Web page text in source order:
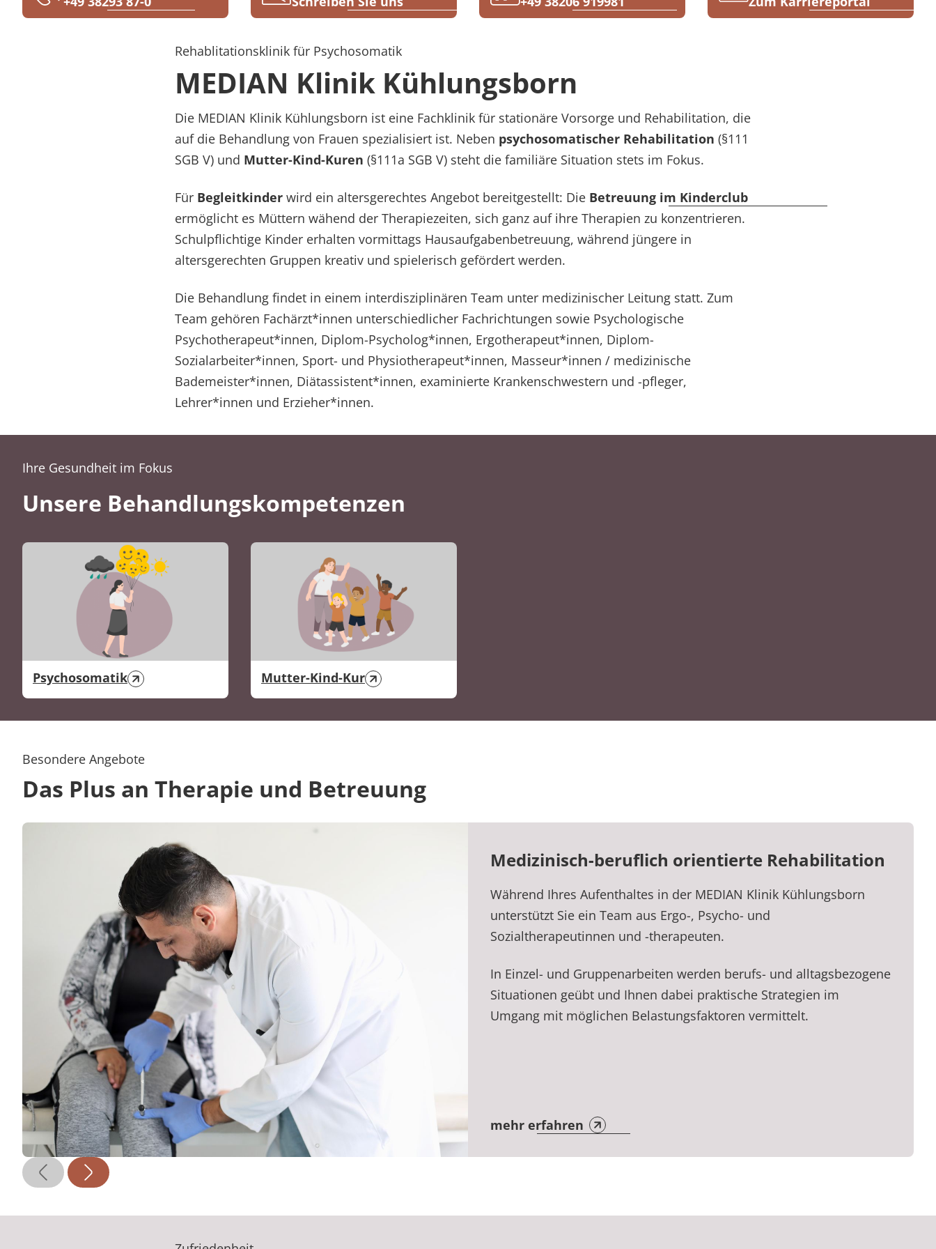
Rheumatologie
Rehablitationsklinik für Psychosomatik
MEDIAN Klinik Kühlungsborn
Die MEDIAN Klinik Kühlungsborn ist eine Fachklinik für stationäre Vorsorge und Rehabilitation, die
auf die Behandlung von Frauen spezialisiert ist. Neben psychosomatischer Rehabilitation (§111
SGB V) und Mutter-Kind-Kuren (§111a SGB V) steht die familiäre Situation stets im Fokus.
Für Begleitkinder wird ein altersgerechtes Angebot bereitgestellt: Die Betreuung im Kinderclub
ermöglicht es Müttern wähend der Therapiezeiten, sich ganz auf ihre Therapien zu konzentrieren.
Schulpflichtige Kinder erhalten vormittags Hausaufgabenbetreuung, während jüngere in
altersgerechten Gruppen kreativ und spielerisch gefördert werden.
Die Behandlung findet in einem interdisziplinären Team unter medizinischer Leitung statt. Zum
Team gehören Fachärzt*innen unterschiedlicher Fachrichtungen sowie Psychologische
Psychotherapeut*innen, Diplom-Psycholog*innen, Ergotherapeut*innen, Diplom-
Sozialarbeiter*innen, Sport- und Physiotherapeut*innen, Masseur*innen / medizinische
Bademeister*innen, Diätassistent*innen, examinierte Krankenschwestern und -pfleger,
Lehrer*innen und Erzieher*innen.
Ihre Gesundheit im Fokus
Unsere Behandlungskompetenzen
Psychosomatik Mutter-Kind-Kur
Besondere Angebote
Das Plus an Therapie und Betreuung
Medizinisch-beruflich orientierte Rehabilitation
Während Ihres Aufenthaltes in der MEDIAN Klinik Kühlungsborn
unterstützt Sie ein Team aus Ergo-, Psycho- und
Sozialtherapeutinnen und -therapeuten.
In Einzel- und Gruppenarbeiten werden berufs- und alltagsbezogene
Situationen geübt und Ihnen dabei praktische Strategien im
Umgang mit möglichen Belastungsfaktoren vermittelt.
mehr erfahren